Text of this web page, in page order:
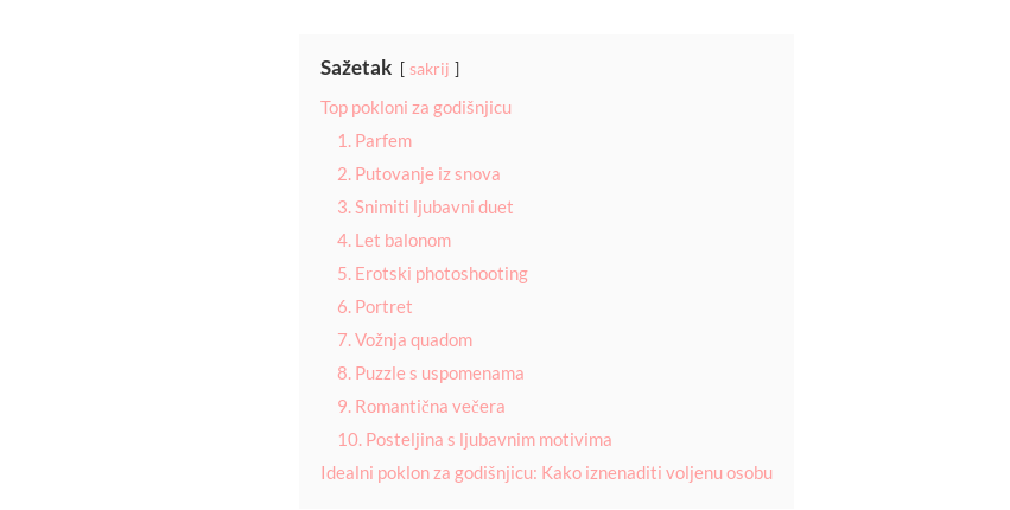
Sažetak sakrij
Top pokloni za godišnjicu
1. Parfem
2. Putovanje iz snova
3. Snimiti ljubavni duet
4. Let balonom
5. Erotski photoshooting
6. Portret
7. Vožnja quadom
8. Puzzle s uspomenama
9. Romantična večera
10. Posteljina s ljubavnim motivima
Idealni poklon za godišnjicu: Kako iznenaditi voljenu osobu